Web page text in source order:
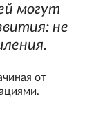
могут
не
от